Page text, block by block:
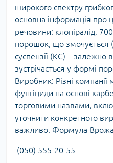
широкого спектру
основна інформація про
речовини: клопіралід,
порошок, що змочується
суспензії (КС) – залежно
зустрічається у формі
Виробник: Різні
фунгіциди на основі
торговими назвами,
уточнити конкретного
важливо. Формула
(050) 555-20-55